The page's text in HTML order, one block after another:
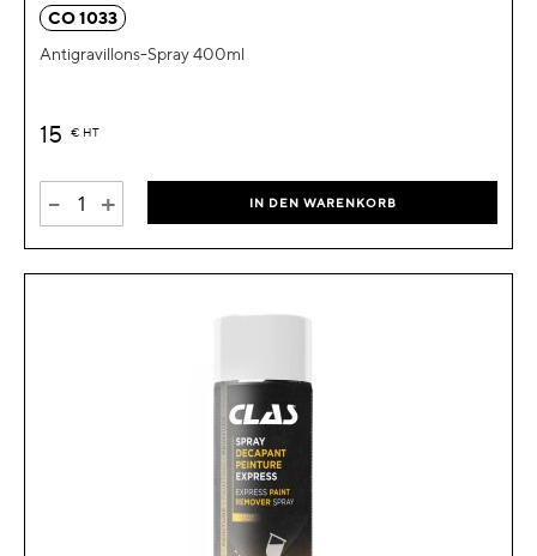
CO 1033
Antigravillons-Spray 400ml
15 € HT
- + IN DEN WARENKORB